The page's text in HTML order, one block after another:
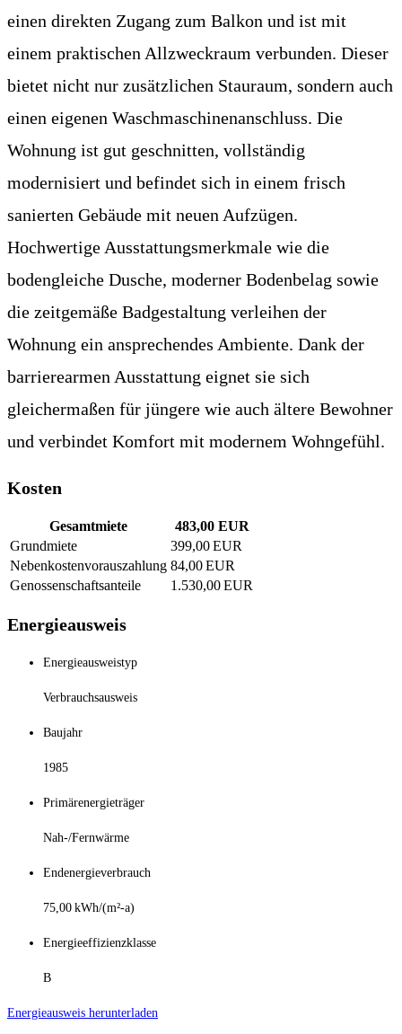
einen direkten Zugang zum Balkon und ist mit
einem praktischen Allzweckraum verbunden. Dieser
bietet nicht nur zusätzlichen Stauraum, sondern auch
einen eigenen Waschmaschinenanschluss. Die
Wohnung ist gut geschnitten, vollständig
modernisiert und befindet sich in einem frisch
sanierten Gebäude mit neuen Aufzügen.
Hochwertige Ausstattungsmerkmale wie die
bodengleiche Dusche, moderner Bodenbelag sowie
die zeitgemäße Badgestaltung verleihen der
Wohnung ein ansprechendes Ambiente. Dank der
barrierearmen Ausstattung eignet sie sich
gleichermaßen für jüngere wie auch ältere Bewohner
und verbindet Komfort mit modernem Wohngefühl.
Kosten
Gesamtmiete
483,00 EUR
Grundmiete
399,00 EUR
Nebenkostenvorauszahlung 84,00 EUR
Genossenschaftsanteile
1.530,00 EUR
Energieausweis
Energieausweistyp
Verbrauchsausweis
Baujahr
1985
Primärenergieträger
Nah-/Fernwärme
Endenergieverbrauch
75,00 kWh/(m²-a)
Energieeffizienzklasse
B
Energieausweis herunterladen